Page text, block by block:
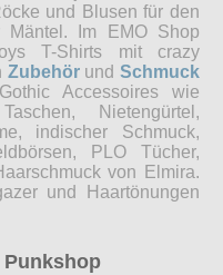
und Blusen für den
Im EMO Shop
T-Shirts mit crazy
Zubehörund Schmuck
Accessoires wie
Nietengürtel,
indischer Schmuck,
PLO Tücher,
von Elmira.
und Haartönungen
Punkshop